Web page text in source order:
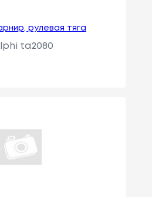
рулевая тяга
ta2080